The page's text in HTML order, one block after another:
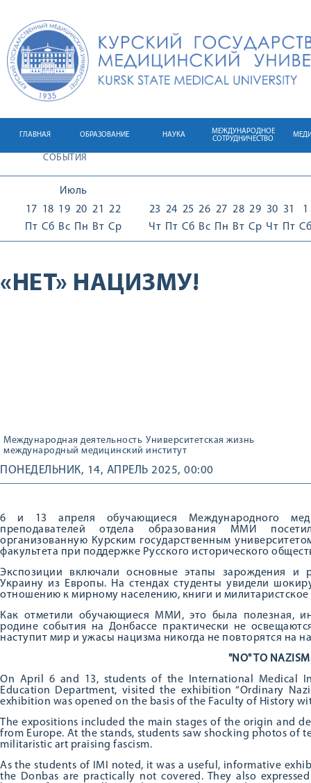
ГЛАВНАЯ ОБРАЗОВАНИЕ НАУКА
МЕЖДУНАРОДНОЕ
СОТРУДНИЧЕСТВО
СОБЫТИЯ
Июль
17
Пт
18
Сб
19
Вс
20
Пн
21
Вт
22
Ср
23
Чт
24
Пт
25
Сб
26
Вс
27
Пн
28
Вт
29
Ср
30
Чт
31
Пт
1
Сб
«НЕТ» НАЦИЗМУ!
Международная деятельность Университетская жизнь
международный медицинский институт
ПОНЕДЕЛЬНИК, 14, АПРЕЛЬ 2025, 00:00
6 и 13 апреля обучающиеся Международного
преподавателей отдела образования ММИ
организованную Курским государственным
факультета при поддержке Русского исторического
Экспозиции включали основные этапы зарождения и
Украину из Европы. На стендах студенты увидели
отношению к мирному населению, книги и
Как отметили обучающиеся ММИ, это была полезная,
родине события на Донбассе практически не
наступит мир и ужасы нацизма никогда не повторятся на
"NO" TO
On April 6 and 13, students of the International Medical
Education Department, visited the exhibition “Ordinary
exhibition was opened on the basis of the Faculty of History
The expositions included the main stages of the origin and
from Europe. At the stands, students saw shocking photos of
militaristic art praising fascism.
As the students of IMI noted, it was a useful, informative
the Donbas are practically not covered. They also